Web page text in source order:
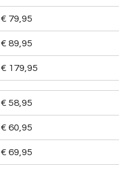
€ 79,95
€ 89,95
€ 179,95
€ 58,95
€ 60,95
€ 69,95